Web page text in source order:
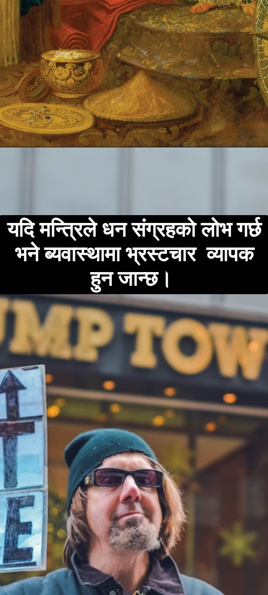
यदि मन्त्रिले धन संग्रहको लोभ गर्छ
भने ब्यवास्थामा भ्रस्टचार व्यापक
हुन जान्छ।